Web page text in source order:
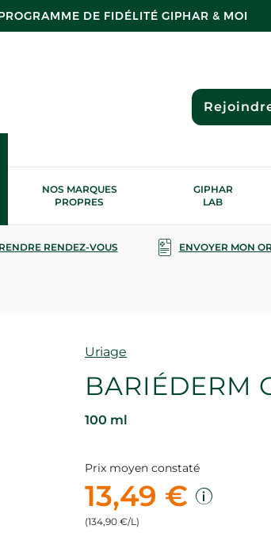
DE FIDÉLITÉ GIPHAR & MOI
NOS MARQUES
PROPRES
GIPHAR
LAB
RENDEZ-VOUS ENVOYER MON
Marque
Uriage
BARIÉDERM
100 ml
Prix moyen constaté
13,49 €
(134,90 €/L)